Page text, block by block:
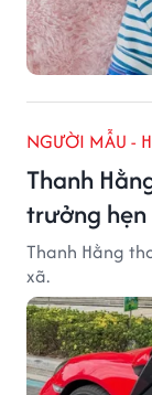
NGƯỜI MẪU -
Thanh
trưởng
Thanh Hằng
xã.